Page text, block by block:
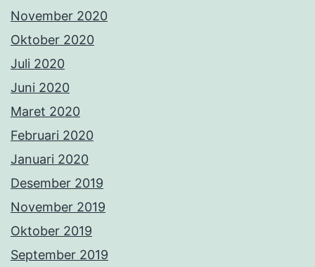
November 2020
Oktober 2020
Juli 2020
Juni 2020
Maret 2020
Februari 2020
Januari 2020
Desember 2019
November 2019
Oktober 2019
September 2019